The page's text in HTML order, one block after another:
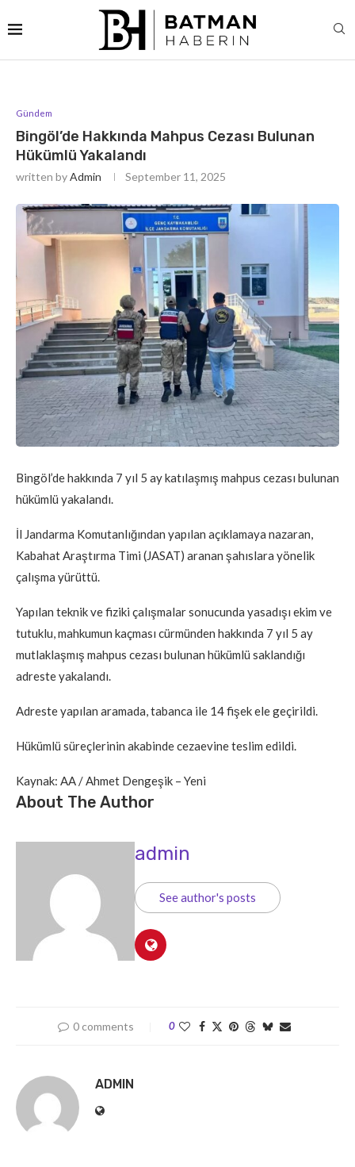
Gündem
Bingöl’de Hakkında Mahpus Cezası Bulunan
Hükümlü Yakalandı
written byAdmin September 11, 2025
Bingöl’de hakkında 7 yıl 5 ay katılaşmış mahpus cezası bulunan
hükümlü yakalandı.
İl Jandarma Komutanlığından yapılan açıklamaya nazaran,
Kabahat Araştırma Timi (JASAT) aranan şahıslara yönelik
çalışma yürüttü.
Yapılan teknik ve fiziki çalışmalar sonucunda yasadışı ekim ve
tutuklu, mahkumun kaçması cürmünden hakkında 7 yıl 5 ay
mutlaklaşmış mahpus cezası bulunan hükümlü saklandığı
adreste yakalandı.
Adreste yapılan aramada, tabanca ile 14 fişek ele geçirildi.
Hükümlü süreçlerinin akabinde cezaevine teslim edildi.
Kaynak: AA / Ahmet Dengeşik – Yeni
About The Author
admin
See author's posts
0 comments 0
ADMIN